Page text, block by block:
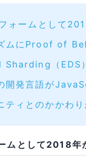
）を取引できる仮
コインジャパン）
？
ォームとして
ムにProof of
（EDS）
開発言語が
ティとのかかわり
ムとして2018年